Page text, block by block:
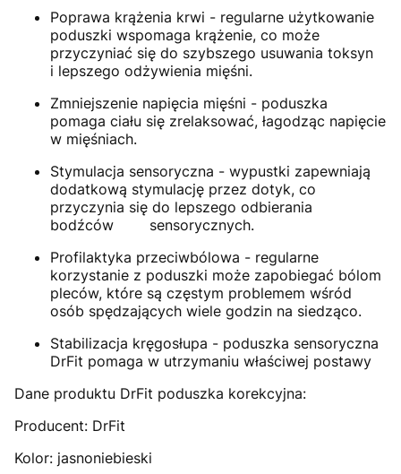
Poprawa krążenia krwi - regularne użytkowanie
poduszki wspomaga krążenie, co może
przyczyniać się do szybszego usuwania toksyn
i lepszego odżywienia mięśni.
Zmniejszenie napięcia mięśni - poduszka
pomaga ciału się zrelaksować, łagodząc napięcie
w mięśniach.
Stymulacja sensoryczna - wypustki zapewniają
dodatkową stymulację przez dotyk, co
przyczynia się do lepszego odbierania
bodźców sensorycznych.
Profilaktyka przeciwbólowa - regularne
korzystanie z poduszki może zapobiegać bólom
pleców, które są częstym problemem wśród
osób spędzających wiele godzin na siedząco.
Stabilizacja kręgosłupa - poduszka sensoryczna
DrFit pomaga w utrzymaniu właściwej postawy
Dane produktu DrFit poduszka korekcyjna:
Producent: DrFit
Kolor: jasnoniebieski